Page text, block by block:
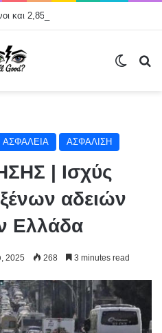
ΑΣΦΑΛΕΙΑ ΑΣΦΑΛΙΣΗ
| Ισχύς
αδειών
Ελλάδα
2025 268 3 minutes read